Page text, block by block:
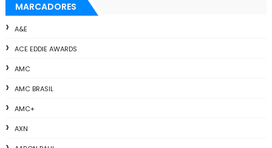
MARCADORES
A&E
ACE EDDIE AWARDS
AMC
AMC BRASIL
AMC+
AXN